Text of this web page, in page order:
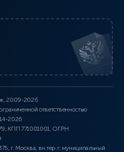
2009-2026
ответственностью
2026
КПП 771001001, ОГРН
г. Москва, вн.тер.г. муниципальный